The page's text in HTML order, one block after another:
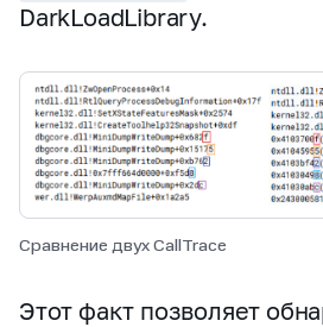
DarkLoadLibrary.
Сравнение двух CallTrace
Этот факт позволяет